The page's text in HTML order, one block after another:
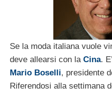
Se la moda italiana vuole
deve allearsi con la Cina.
Mario Boselli, presidente
Riferendosi alla settimana